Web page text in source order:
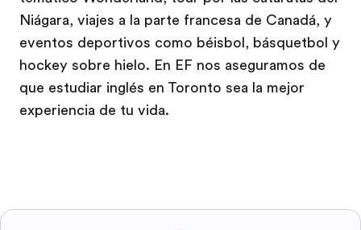
Niágara, viajes a la parte francesa de Canadá, y
eventos deportivos como béisbol, básquetbol y
hockey sobre hielo. En EF nos aseguramos de
que estudiar inglés en Toronto sea la mejor
experiencia de tu vida.